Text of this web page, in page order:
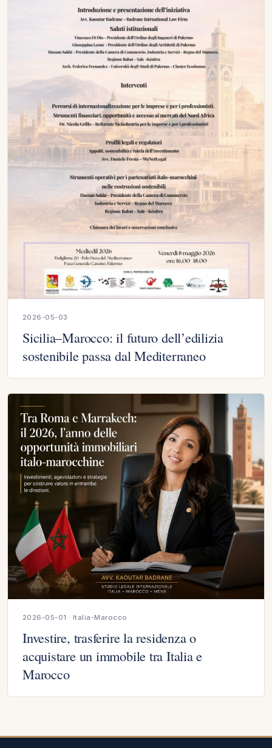
2026-05-03
Sicilia–Marocco: il futuro dell’edilizia
sostenibile passa dal Mediterraneo
2026-05-01 · Italia-Marocco
Investire, trasferire la residenza o
acquistare un immobile tra Italia e
Marocco